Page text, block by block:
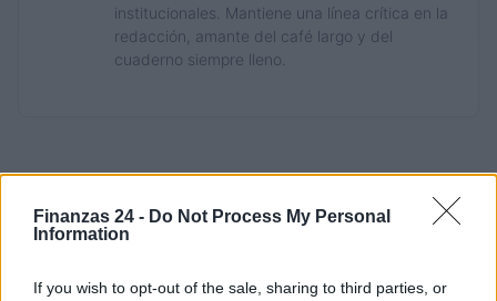
Finanzas 24 - Do Not Process My Personal
Information
If you wish to opt-out of the sale, sharing to third parties, or
institucionales. Mantiene una línea crítica en la
redacción, amante del café largo y del
cuaderno siempre lleno.